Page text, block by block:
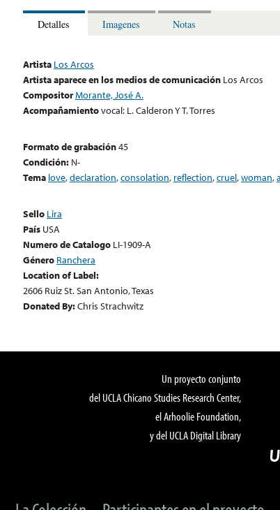
Detalles Imagenes Notas
Artista Los Arcos
Artista aparece en los medios de comunicación Los Arcos
CompositorMorante, José A.
Acompañamientovocal: L. Calderon Y T. Torres
Formato de grabación45
Condición: N-
Tema love,declaration,consolation, reflection,cruel,woman,
Sello Lira
País USA
Numero de Catalogo LI-1909-A
Género Ranchera
Location of Label:
2606 Ruiz St. San Antonio, Texas
Donated By:Chris Strachwitz
Un proyecto conjunto
del UCLA Chicano Studies Research Center,
el Arhoolie Foundation,
y del UCLA Digital Library